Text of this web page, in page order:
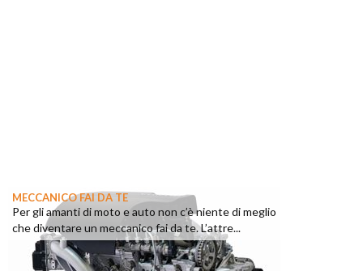
MECCANICO FAI DA TE
Per gli amanti di moto e auto non c’è niente di meglio
che diventare un meccanico fai da te. L’attre...